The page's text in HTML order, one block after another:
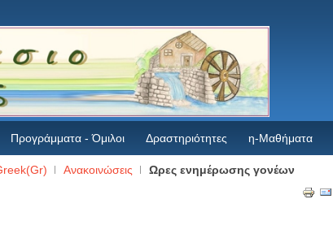
Προγράμματα - Όμιλοι Δραστηριότητες η-Μαθήματα
Ανακοινώσεις Ωρες ενημέρωσης γονέων